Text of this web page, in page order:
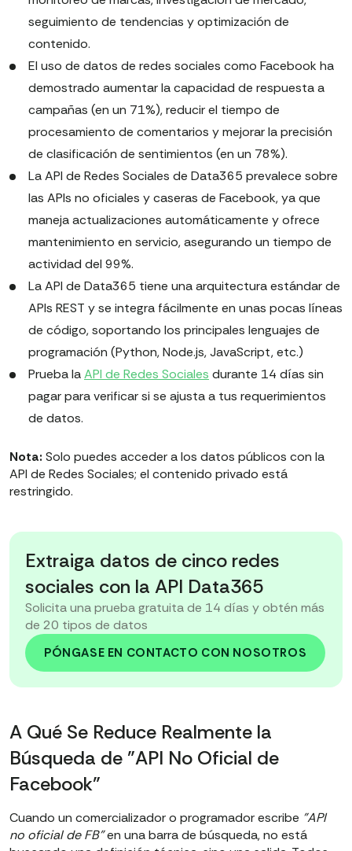
seguimiento de tendencias y optimización de
contenido.
El uso de datos de redes sociales como Facebook ha
demostrado aumentar la capacidad de respuesta a
campañas (en un 71%), reducir el tiempo de
procesamiento de comentarios y mejorar la precisión
de clasificación de sentimientos (en un 78%).
La API de Redes Sociales de Data365 prevalece sobre
las APIs no oficiales y caseras de Facebook, ya que
maneja actualizaciones automáticamente y ofrece
mantenimiento en servicio, asegurando un tiempo de
actividad del 99%.
La API de Data365 tiene una arquitectura estándar de
APIs REST y se integra fácilmente en unas pocas líneas
de código, soportando los principales lenguajes de
programación (Python, Node.js, JavaScript, etc.)
Prueba laAPI de Redes Sociales durante 14 días sin
pagar para verificar si se ajusta a tus requerimientos
de datos.
Nota: Solo puedes acceder a los datos públicos con la
API de Redes Sociales; el contenido privado está
restringido.
Extraiga datos de cinco redes
sociales con la API Data365
Solicita una prueba gratuita de 14 días y obtén más
de 20 tipos de datos
PÓNGASE EN CONTACTO CON NOSOTROS
A Qué Se Reduce Realmente la
Búsqueda de "API No Oficial de
Facebook"
Cuando un comercializador o programador escribe "API
no oficial de FB"en una barra de búsqueda, no está